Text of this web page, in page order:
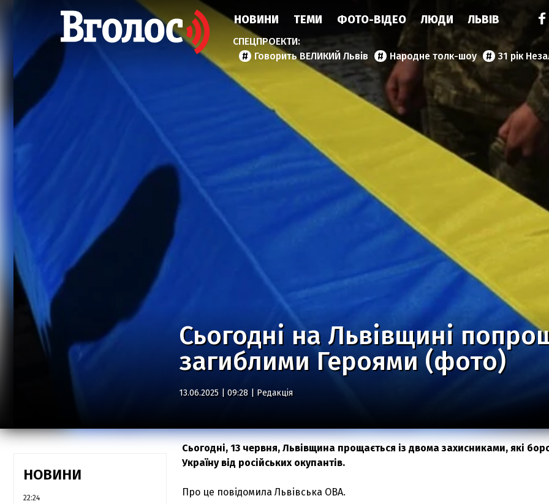
НОВИНИ ТЕМИ ФОТО-ВІДЕО ЛЮДИ ЛЬВІВ
Говорить ВЕЛИКИЙ Львів Народне толк-шоу 31 рік
Сьогодні на Львівщині
загиблими Героями (фото)
13.06.2025 | 09:28 | Редакція
НОВИНИ
22:24
Сьогодні, 13 червня, Львівщина прощається із двома захисниками, які
Україну від російських окупантів.
Про це повідомила Львівська ОВА.